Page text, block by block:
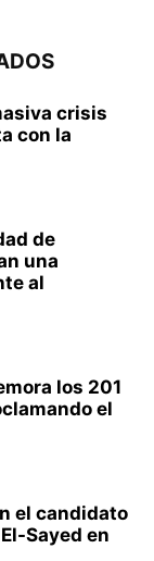
crisis
con la
de
una
al
los 201
el
el candidato
Sayed en